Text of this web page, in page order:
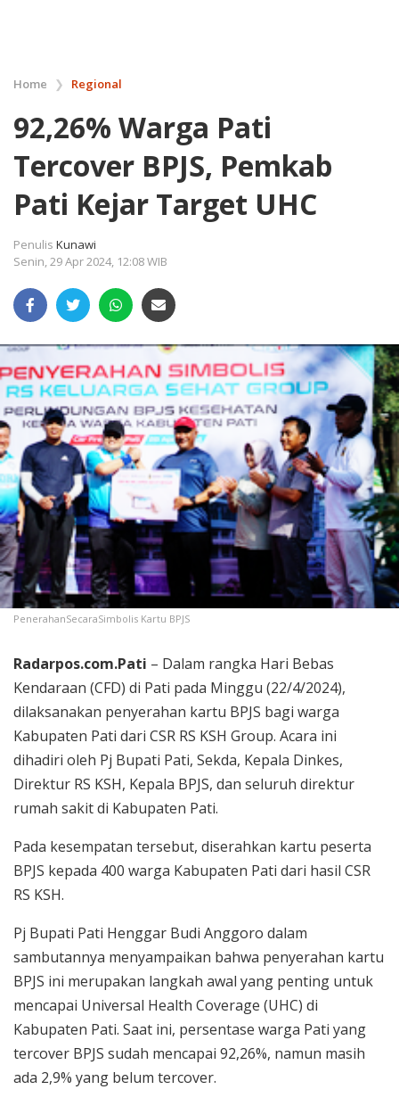
Home ❯ Regional
92,26% Warga Pati
Tercover BPJS, Pemkab
Pati Kejar Target UHC
Penulis Kunawi
Senin, 29 Apr 2024, 12:08 WIB
PenerahanSecaraSimbolis Kartu BPJS
Radarpos.com.Pati – Dalam rangka Hari Bebas
Kendaraan (CFD) di Pati pada Minggu (22/4/2024),
dilaksanakan penyerahan kartu BPJS bagi warga
Kabupaten Pati dari CSR RS KSH Group. Acara ini
dihadiri oleh Pj Bupati Pati, Sekda, Kepala Dinkes,
Direktur RS KSH, Kepala BPJS, dan seluruh direktur
rumah sakit di Kabupaten Pati.
Pada kesempatan tersebut, diserahkan kartu peserta
BPJS kepada 400 warga Kabupaten Pati dari hasil CSR
RS KSH.
Pj Bupati Pati Henggar Budi Anggoro dalam
sambutannya menyampaikan bahwa penyerahan kartu
BPJS ini merupakan langkah awal yang penting untuk
mencapai Universal Health Coverage (UHC) di
Kabupaten Pati. Saat ini, persentase warga Pati yang
tercover BPJS sudah mencapai 92,26%, namun masih
ada 2,9% yang belum tercover.